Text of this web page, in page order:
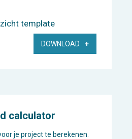
template
DOWNLOAD
calculator
je project te berekenen.